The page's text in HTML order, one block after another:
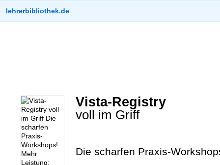
lehrerbibliothek.de
Vista-Registry
voll im Griff
Die scharfen Praxis-